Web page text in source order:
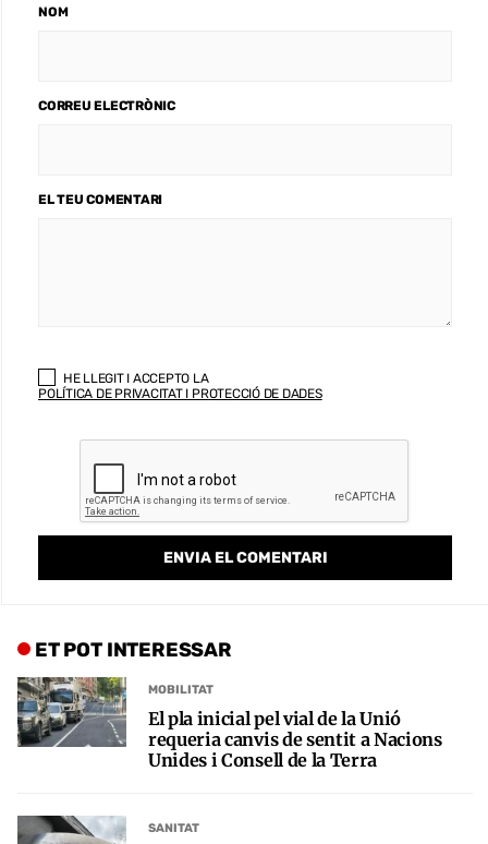
NOM
CORREU ELECTRÒNIC
EL TEU COMENTARI
HE LLEGIT I ACCEPTO LA
POLÍTICA DE PRIVACITAT I PROTECCIÓ DE DADES
ET POT INTERESSAR
MOBILITAT
El pla inicial pel vial de la Unió
requeria canvis de sentit a Nacions
Unides i Consell de la Terra
SANITAT